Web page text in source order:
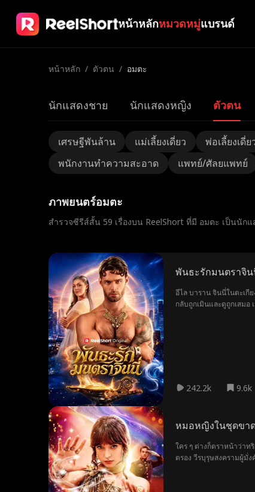
หน้าหลักหมวดหมู่แบรนด์
หน้าหลัก / ตัวตน / อมตะ
นักแสดงชาย นักแสดงหญิง ตัวตน
เศรษฐีพันล้าน แม่เลี้ยงเดี่ยว พ่อเลี้ยงเดี่ย
พนักงานทําความสะอาด
แพทย์/ศัลยแพทย์
ภาพยนตร์อมตะ
สำรวจซีรีส์สั้น 59 เรื่องบน ReelShort ที่มี อมตะ เป็นนัก
พันธะรักมนตราจิ
อีไล บาราน จินนี่ในตะเกี
กลับถูกเมินและดูถูกเสมอ
242.2k 9.6k
หมอหญิงในชุดขาด
ใคร ๆ ต่างก็ตราหน้าว่าท
ตรอง วีรบุรุษสงครามผู้มั่